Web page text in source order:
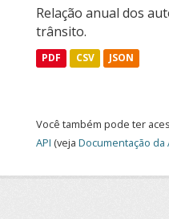
Relação anual dos
trânsito.
PDF CSV JSON
Você também pode ter
API (veja Documentação da